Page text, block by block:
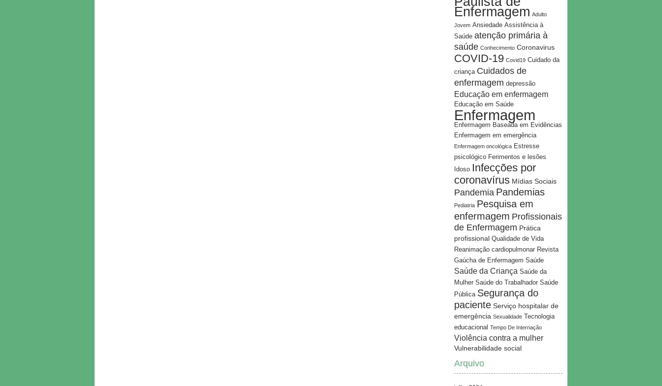
Enfermagem Adulto
Jovem Ansiedade Assistência à
Saúde atenção primária à
saúde Conhecimento Coronavirus
COVID-19 Covid19 Cuidado da
criança Cuidados de
enfermagem depressão
Educação em enfermagem
Educação em Saúde
Enfermagem
Enfermagem Baseada em Evidências
Enfermagem em emergência
Enfermagem oncológica Estresse
psicológico Ferimentos e lesões
Idoso Infecções por
coronavírus Mídias Sociais
Pandemia Pandemias
Pediatria Pesquisa em
enfermagem Profissionais
de Enfermagem Prática
profissional Qualidade de Vida
Reanimação cardiopulmonar Revista
Gaúcha de Enfermagem Saúde
Saúde da Criança Saúde da
Mulher Saúde do Trabalhador Saúde
Pública Segurança do
paciente Serviço hospitalar de
emergência Sexualidade
Tecnologia
educacional Tempo De Internação
Violência contra a mulher
Vulnerabilidade social
Arquivo